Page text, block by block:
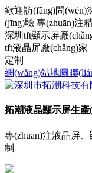
歡迎訪(fǎng)問(wèn)
(jīng)驗 專(zhuān)注
深圳tft顯示屏廠(chǎng)
tft液晶屏廠(chǎng)家
定制
網(wǎng)站地圖聯
拓潮液晶顯示屏生產
專(zhuān)注液晶屏、
制